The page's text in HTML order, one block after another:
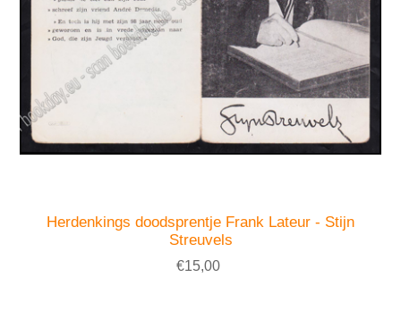
Herdenkings doodsprentje Frank Lateur - Stijn
Streuvels
€15,00